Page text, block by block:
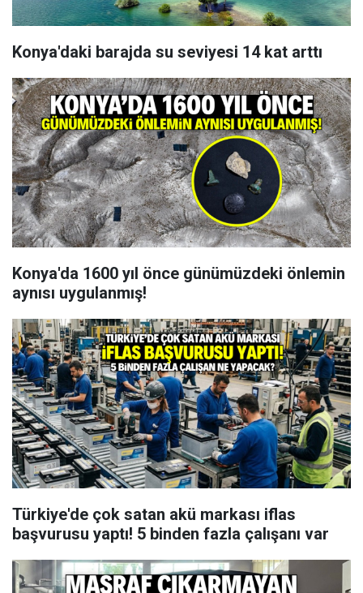
Konya'daki barajda su seviyesi 14 kat arttı
Konya'da 1600 yıl önce günümüzdeki önlemin
aynısı uygulanmış!
Türkiye'de çok satan akü markası iflas
başvurusu yaptı! 5 binden fazla çalışanı var